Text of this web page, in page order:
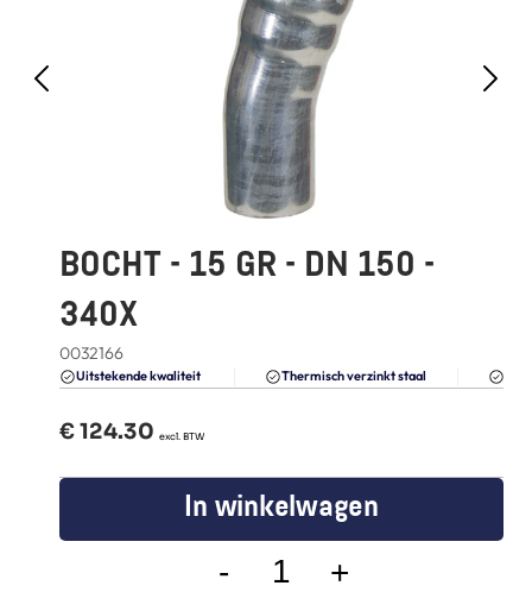
FAQ
Blogs
BOCHT - 15 GR - DN 150 -
340X
0032166
Uitstekende kwaliteit Thermisch verzinkt staal
€ 124.30
  excl. BTW
In winkelwagen
- +